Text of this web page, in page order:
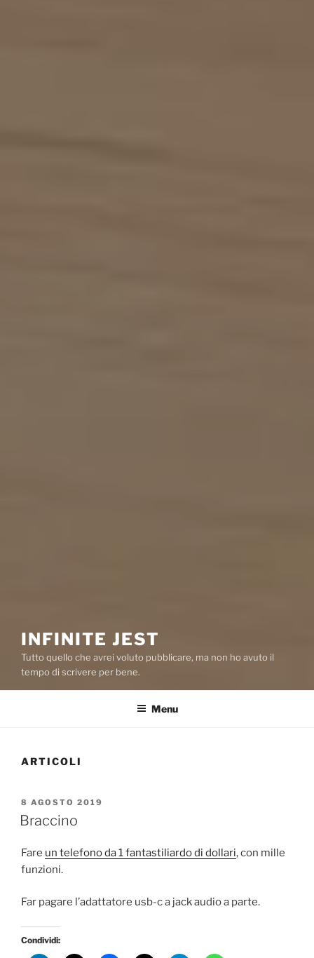
INFINITE JEST
Tutto quello che avrei voluto pubblicare, ma non ho avuto il
tempo di scrivere per bene.
Menu
ARTICOLI
PUBBLICATO
IL
8 AGOSTO 2019
Braccino
Fare un telefono da 1 fantastiliardo di dollari, con mille
funzioni.
Far pagare l’adattatore usb-c a jack audio a parte.
Condividi: